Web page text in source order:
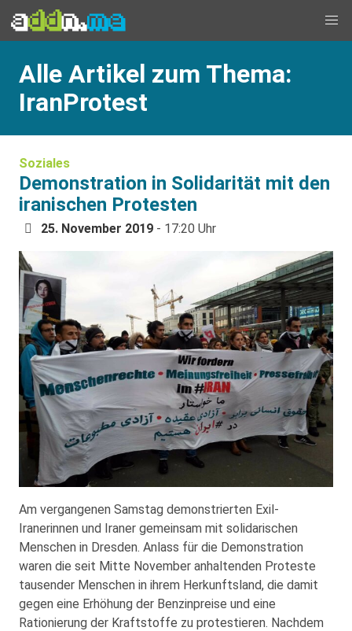
Alle Artikel zum Thema:
IranProtest
Soziales
Demonstration in Solidarität mit den
iranischen Protesten
25. November 2019 - 17:20 Uhr
Am vergangenen Samstag demonstrierten Exil-
Iranerinnen und Iraner gemeinsam mit solidarischen
Menschen in Dresden. Anlass für die Demonstration
waren die seit Mitte November anhaltenden Proteste
tausender Menschen in ihrem Herkunftsland, die damit
gegen eine Erhöhung der Benzinpreise und eine
Rationierung der Kraftstoffe zu protestieren. Nachdem